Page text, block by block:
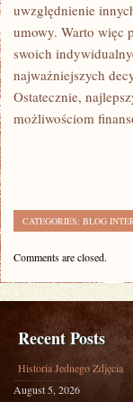
uwzględnienie​
umowy. Warto więc
swoich
najważniejszych
Ostatecznie,
⁢możliwościom
CATEGORIES: BLOG
Comments are closed.
Recent Posts
Historia Jednego Zdjęcia
August 5, 2026